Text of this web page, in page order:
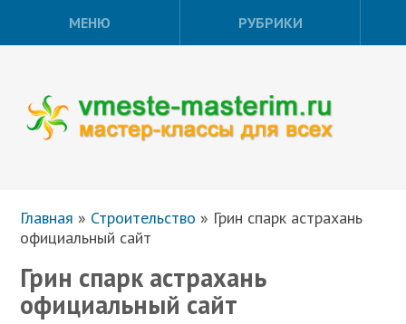
МЕНЮ РУБРИКИ
Главная » Строительство » Грин спарк астрахань
официальный сайт
Грин спарк астрахань
официальный сайт